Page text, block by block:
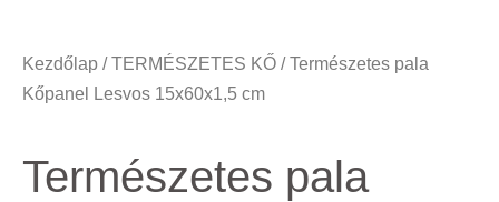
Kezdőlap /TERMÉSZETES KŐ / Természetes pala
Kőpanel Lesvos 15x60x1,5 cm
Természetes pala